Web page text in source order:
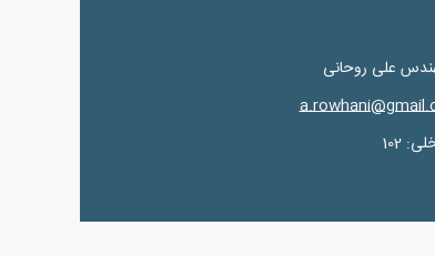
علی روحانی
102